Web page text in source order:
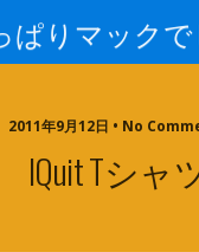
ぱりマックで
2011年9月12日 • No
IQuit Tシャ